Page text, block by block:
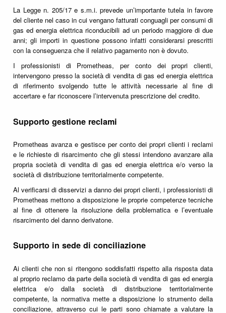
La Legge n. 205/17 e s.m.i. prevede un’importante tutela in favore
del cliente nel caso in cui vengano fatturati conguagli per consumi di
gas ed energia elettrica riconducibili ad un periodo maggiore di due
anni; gli importi in questione possono infatti considerarsi prescritti
con la conseguenza che il relativo pagamento non è dovuto.
I professionisti di Prometheas, per conto dei propri clienti,
intervengono presso la società di vendita di gas ed energia elettrica
di riferimento svolgendo tutte le attività necessarie al fine di
accertare e far riconoscere l’intervenuta prescrizione del credito.
Supporto gestione reclami
Prometheas avanza e gestisce per conto dei propri clienti i reclami
e le richieste di risarcimento che gli stessi intendono avanzare alla
propria società di vendita di gas ed energia elettrica e/o verso la
società di distribuzione territorialmente competente.
Al verificarsi di disservizi a danno dei propri clienti, i professionisti di
Prometheas mettono a disposizione le proprie competenze tecniche
al fine di ottenere la risoluzione della problematica e l’eventuale
risarcimento del danno derivatone.
Supporto in sede di conciliazione
Ai clienti che non si ritengono soddisfatti rispetto alla risposta data
al proprio reclamo da parte della società di vendita di gas ed energia
elettrica e/o dalla società di distribuzione territorialmente
competente, la normativa mette a disposizione lo strumento della
conciliazione, attraverso cui le parti sono chiamate a valutare la